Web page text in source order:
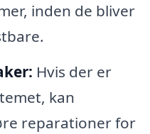
inden de bliver
Hvis der er
kan
reparationer for